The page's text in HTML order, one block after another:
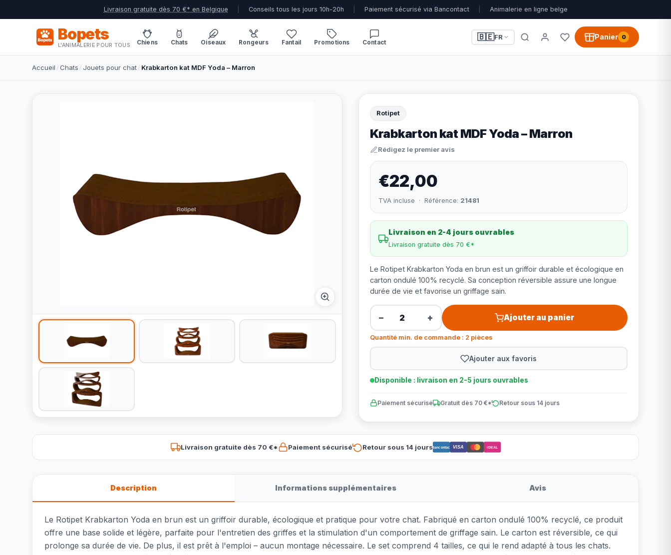
Livraison gratuite dès 70 €* en Belgique Conseils tous les jours 10h-20h Paiement sécurisé via Bancontact Animalerie en ligne belge
Bopets
L'ANIMALERIE POUR TOUS Chiens Chats Oiseaux Rongeurs Fantail Promotions Contact
🇧🇪FR Panier 0
Accueil /Chats /Jouets pour chat/ Krabkarton kat MDF Yoda – Marron
Rotipet
Krabkarton kat MDF Yoda – Marron
Rédigez le premier avis
€22,00
TVA incluse · Référence: 21481
Livraison en 2-4 jours ouvrables
Livraison gratuite dès 70 €*
Le Rotipet Krabkarton Yoda en brun est un griffoir durable et écologique en
carton ondulé 100% recyclé. Sa conception réversible assure une longue
durée de vie et favorise un griffage sain.
− + Ajouter au panier
Quantité min. de commande : 2 pièces
Ajouter aux favoris
Disponible : livraison en 2-5 jours ouvrables
Paiement sécurisé Gratuit dès 70 €* Retour sous 14 jours
Livraison gratuite dès 70 €* Paiement sécurisé Retour sous 14 joursBancontact VISA iDEAL
Description Informations supplémentaires Avis
Le Rotipet Krabkarton Yoda en brun est un griffoir durable, écologique et pratique pour votre chat. Fabriqué en carton ondulé 100% recyclé, ce produit
offre une base solide et légère, parfaite pour l'entretien des griffes et la stimulation d'un comportement de griffage sain. Le carton est réversible, ce qui
prolonge sa durée de vie. De plus, il est prêt à l'emploi – aucun montage nécessaire. Le set comprend 4 tailles, ce qui le rend adapté à tous les chats.